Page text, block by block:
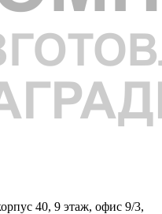
40, 9 этаж, офис 9/3,